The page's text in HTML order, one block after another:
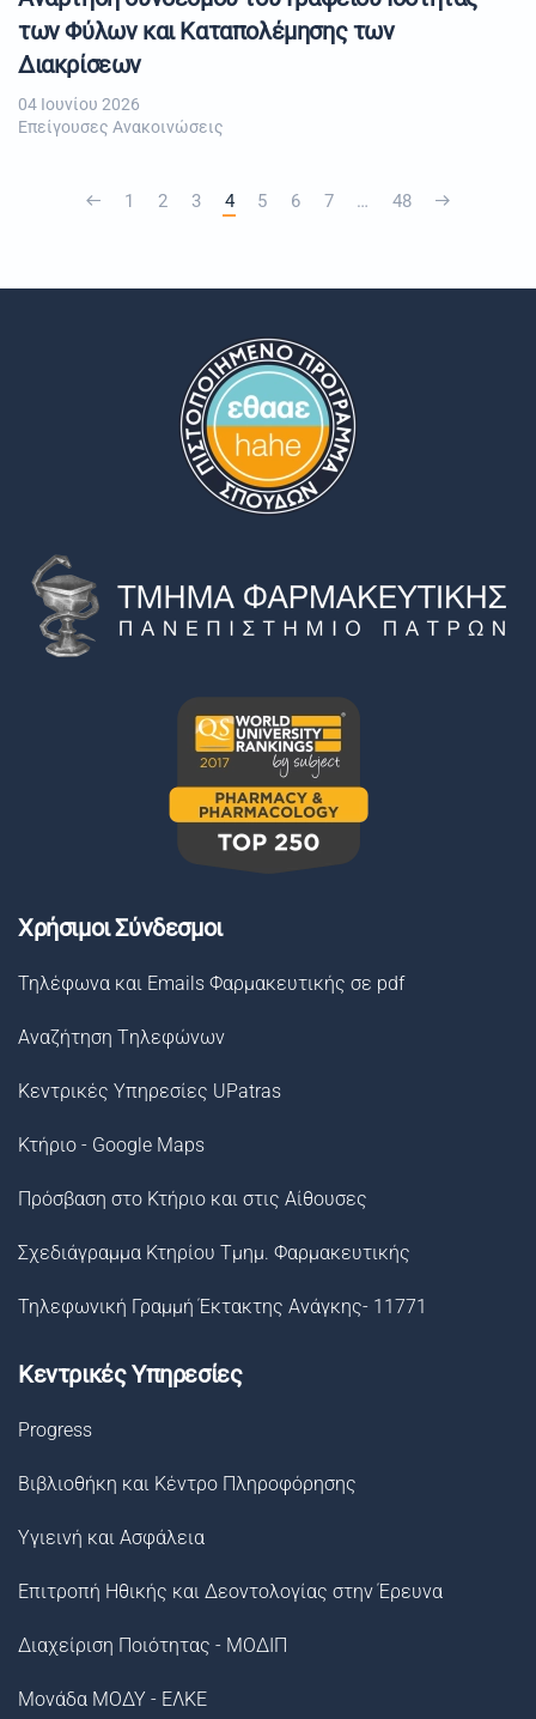
των Φύλων και Καταπολέμησης των
Διακρίσεων
04 Ιουνίου 2026
Επείγουσες Ανακοινώσεις
1 2 3 4 5 6 7 … 48
Χρήσιμοι Σύνδεσμοι
Τηλέφωνα και Emails Φαρμακευτικής σε pdf
Αναζήτηση Tηλεφώνων
Κεντρικές Υπηρεσίες UPatras
Κτήριο - Google Maps
Πρόσβαση στο Κτήριο και στις Αίθουσες
Σχεδιάγραμμα Κτηρίου Τμημ. Φαρμακευτικής
Τηλεφωνική Γραμμή Έκτακτης Ανάγκης- 11771
Κεντρικές Υπηρεσίες
Progress
Βιβλιοθήκη και Κέντρο Πληροφόρησης
Υγιεινή και Ασφάλεια
Επιτροπή Ηθικής και Δεοντολογίας στην Έρευνα
Διαχείριση Ποιότητας - ΜΟΔΙΠ
Μονάδα ΜΟΔΥ - ΕΛΚΕ